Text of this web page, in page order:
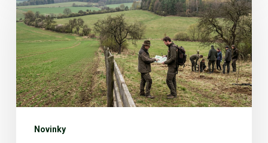
omezuje
administrativu,
nároky
trhu
zůstávají
Novinky